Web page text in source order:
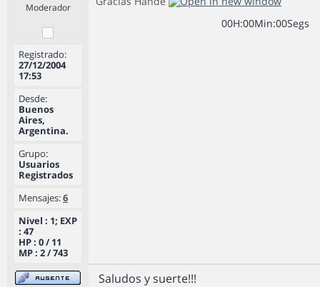
Moderador
Registrado:
27/12/2004
17:53
Desde:
Buenos
Aires,
Argentina.
Grupo:
Usuarios
Registrados
Mensajes:6
Nivel : 1; EXP
: 47
HP : 0 / 11
MP : 2 / 743
00H:00Min:00Segs
Saludos y suerte!!!